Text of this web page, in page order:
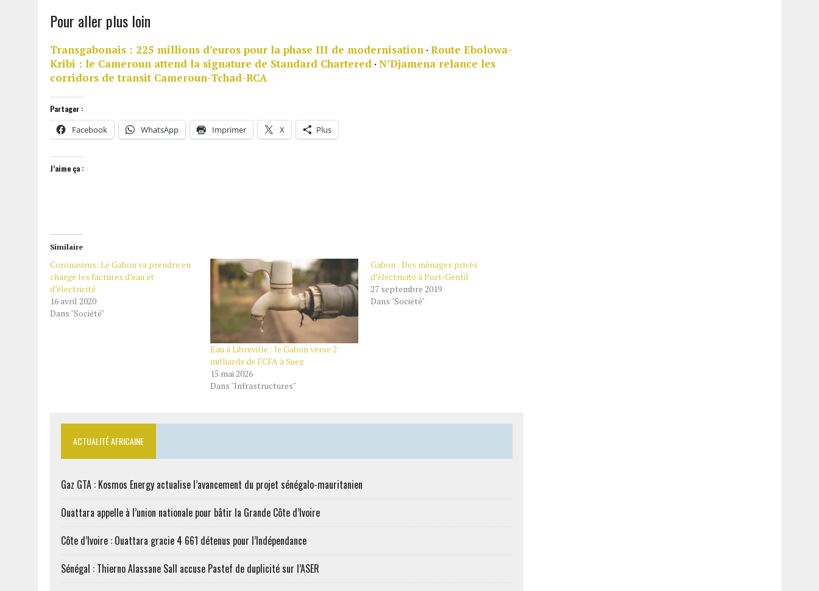
Pour aller plus loin
Transgabonais : 225 millions d’euros pour la phase III de modernisation · Route Ebolowa-
Kribi : le Cameroun attend la signature de Standard Chartered · N’Djamena relance les
corridors de transit Cameroun-Tchad-RCA
Partager :
Facebook WhatsApp Imprimer X Plus
J’aime ça :
Similaire
Coronavirus: Le Gabon va prendre en
charge les factures d’eau et
d’électricité
16 avril 2020
Dans "Société"
Eau à Libreville : le Gabon verse 2
milliards de FCFA à Suez
15 mai 2026
Dans "Infrastructures"
Gabon : Des ménages privés
d’électricité à Port-Gentil
27 septembre 2019
Dans "Société"
ACTUALITÉ AFRICAINE
Gaz GTA : Kosmos Energy actualise l’avancement du projet sénégalo-mauritanien
Ouattara appelle à l’union nationale pour bâtir la Grande Côte d’Ivoire
Côte d’Ivoire : Ouattara gracie 4 661 détenus pour l’Indépendance
Sénégal : Thierno Alassane Sall accuse Pastef de duplicité sur l’ASER